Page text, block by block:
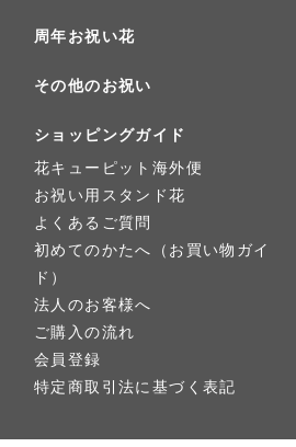
周年お祝い花
その他のお祝い
ショッピングガイド
花キューピット海外便
お祝い用スタンド花
よくあるご質問
初めてのかたへ（お買い物ガイ
ド）
法人のお客様へ
ご購入の流れ
会員登録
特定商取引法に基づく表記